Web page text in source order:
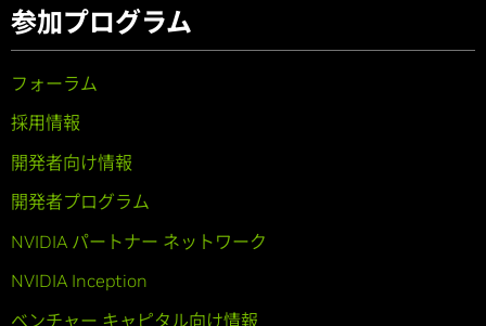
参加プログラム
フォーラム
採用情報
開発者向け情報
開発者プログラム
NVIDIA パートナー ネットワーク
NVIDIA Inception
ベンチャー キャピタル向け情報